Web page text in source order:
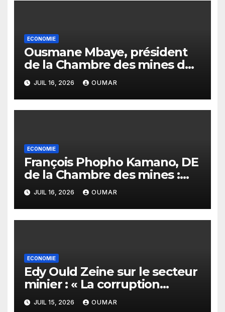
ECONOMIE
Ousmane Mbaye, président
de la Chambre des mines du
Sénégal : « C’est l’Etat qui doit
assurer le financement des
infrastructures »
JUIL 16, 2026 OUMAR
ECONOMIE
François Phopho Kamano, DE
de la Chambre des mines :
« la Guinée est aujourd’hui la
meilleure des destinations »
JUIL 16, 2026 OUMAR
ECONOMIE
Edy Ould Zeine sur le secteur
minier : « La corruption
n’existe pas en Mauritanie »
JUIL 15, 2026 OUMAR